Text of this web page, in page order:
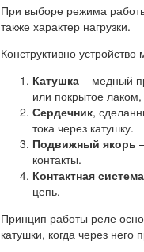
При выборе режима
также характер нагрузки.
Конструктивно
Катушка – медный
или покрытое лаком,
Сердечник,
тока через катушку.
Подвижный якорь
контакты.
Контактная система
цепь.
Принцип работы реле
катушки, когда через него